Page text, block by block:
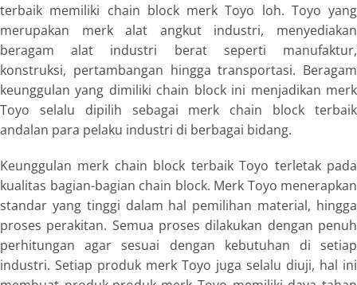
terbaik memiliki chain block merk Toyo loh. Toyo yang
merupakan merk alat angkut industri, menyediakan
beragam alat industri berat seperti manufaktur,
konstruksi, pertambangan hingga transportasi. Beragam
keunggulan yang dimiliki chain block ini menjadikan merk
Toyo selalu dipilih sebagai merk chain block terbaik
andalan para pelaku industri di berbagai bidang.
Keunggulan merk chain block terbaik Toyo terletak pada
kualitas bagian-bagian chain block. Merk Toyo menerapkan
standar yang tinggi dalam hal pemilihan material, hingga
proses perakitan. Semua proses dilakukan dengan penuh
perhitungan agar sesuai dengan kebutuhan di setiap
industri. Setiap produk merk Toyo juga selalu diuji, hal ini